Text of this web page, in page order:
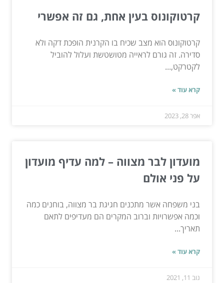
קרטוקונוס בעין אחת, גם זה אפשרי
קרטוקונוס הוא מצב שכיח בו הקרנית הופכת דקה ולא
סדירה. זה גורם לראייה מטושטשת ועלול להוביל
לקטרקט,...
קרא עוד »
אפר 28, 2023
מועדון לבר מצווה – למה עדיף מועדון
על פני אולם
בני משפחה אשר מתכנים חגיגת בר מצווה, בוחנים כמה
וכמה אפשרויות וברוב המקרים הם מעדיפים לתאם
תאריך...
קרא עוד »
נוב 11, 2021